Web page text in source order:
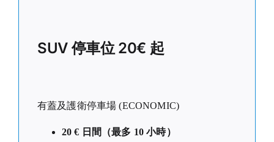
SUV 停車位 20€ 起
有蓋及護衛停車場 (ECONOMIC)
20 € 日間（最多 10 小時）